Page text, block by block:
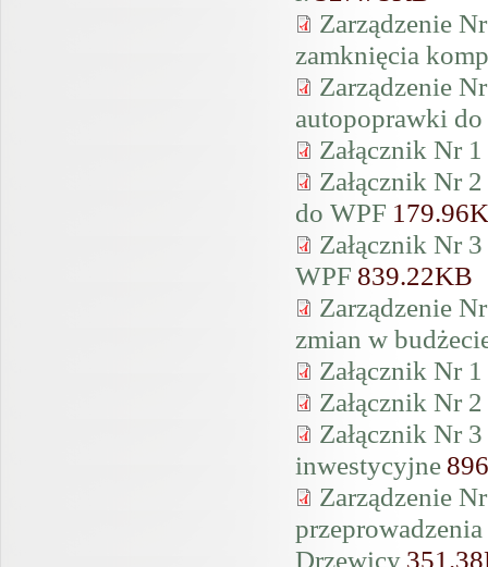
Zarządzenie
zamknięcia
Zarządzenie
autopoprawki
Załącznik Nr
Załącznik Nr
do WPF
Załącznik Nr
WPF 839.22KB
Zarządzenie
zmian w
Załącznik Nr
Załącznik Nr
Załącznik Nr
inwestycyjne
Zarządzenie
Drzewicy